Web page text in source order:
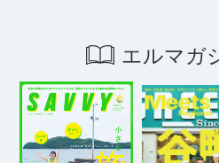
エルマガ